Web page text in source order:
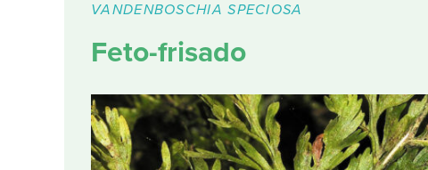
VANDENBOSCHIA SPECIOSA
Feto-frisado